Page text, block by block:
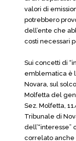
valori di
potrebbero
dell’ente che
costi necessari
Sui concetti di
emblematica è
Novara, sul
Molfetta del
Sez. Molfetta,
Tribunale di
dell’“interesse”
correlato anche